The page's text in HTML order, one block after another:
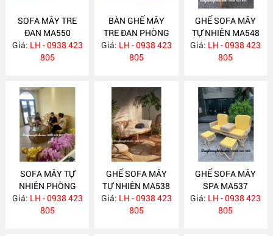
SOFA MÂY TRE
ĐAN MA550
Giá: LH - 0938 423
805
BÀN GHẾ MÂY
TRE ĐAN PHÒNG
KHÁCH MA549
Giá: LH - 0938 423
805
GHẾ SOFA MÂY
TỰ NHIÊN MA548
Giá: LH - 0938 423
805
SOFA MÂY TỰ
NHIÊN PHÒNG
KHÁCH MA547
Giá: LH - 0938 423
805
GHẾ SOFA MÂY
TỰ NHIÊN MA538
Giá: LH - 0938 423
805
GHẾ SOFA MÂY
SPA MA537
Giá: LH - 0938 423
805